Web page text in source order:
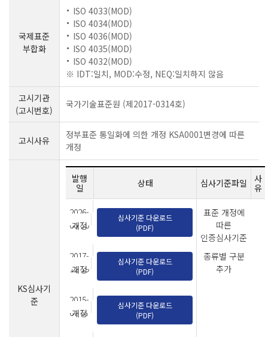
국제표준
부합화
ISO 4033(MOD)
ISO 4034(MOD)
ISO 4036(MOD)
ISO 4035(MOD)
ISO 4032(MOD)
※ IDT:일치, MOD:수정, NEQ:일치하지 않음
고시기관
(고시번호)
국가기술표준원 (제2017-0314호)
고시사유
정부표준 통일화에 의한 개정 KSA0001변경에 따른
개정
KS심사기
준
발행
일
상태 심사기준파일
사
유
2026-
06-30
개정
심사기준 다운로드
(PDF)
표준 개정에
따른
인증심사기준
개정
2017-
12-19
개정
심사기준 다운로드
(PDF)
종류별 구분
추가
2015-
07-07
개정
심사기준 다운로드
(PDF)